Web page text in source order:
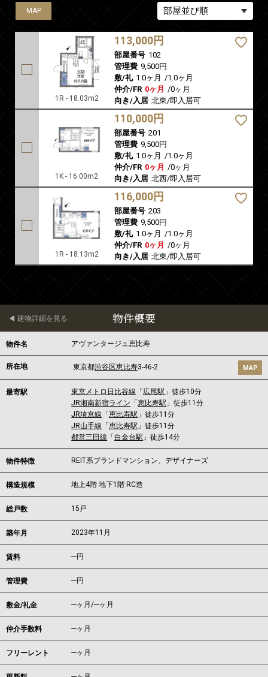
MAP
1R - 18.03m2
113,000円
部屋番号 102
管理費 9,500円
敷/礼 1.0ヶ月 /1.0ヶ月
仲介/FR 0ヶ月 /0ヶ月
向き/入居 北東/即入居可
MAP
1K - 16.00m2
110,000円
部屋番号 201
管理費 9,500円
敷/礼 1.0ヶ月 /1.0ヶ月
仲介/FR 0ヶ月 /0ヶ月
向き/入居 北西/即入居可
MAP
1R - 18.13m2
116,000円
部屋番号 203
管理費 9,500円
敷/礼 1.0ヶ月 /1.0ヶ月
仲介/FR 0ヶ月 /0ヶ月
向き/入居 北東/即入居可
物件概要
建物詳細を見る
物件名 アヴァンタージュ恵比寿
所在地 東京都渋谷区恵比寿3-46-2 MAP
最寄駅 東京メトロ日比谷線 「 広尾駅 」徒歩10分
JR湘南新宿ライン 「恵比寿駅 」徒歩11分
JR埼京線 「恵比寿駅 」徒歩11分
JR山手線 「恵比寿駅 」徒歩11分
都営三田線 「 白金台駅 」徒歩14分
物件特徴 REIT系ブランドマンション、デザイナーズ
構造規模 地上4階 地下1階 RC造
総戸数 15戸
築年月 2023年11月
賃料 ---円
管理費 ---円
敷金/礼金 ---ヶ月/---ヶ月
仲介手数料 ---ヶ月
フリーレント ---ヶ月